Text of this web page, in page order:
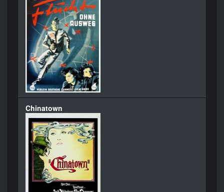
Chinatown